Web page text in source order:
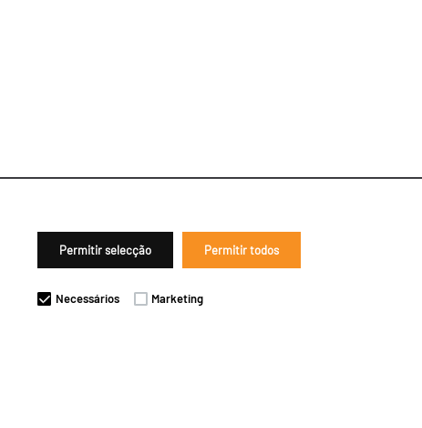
Permitir selecção Permitir todos
Necessários Marketing